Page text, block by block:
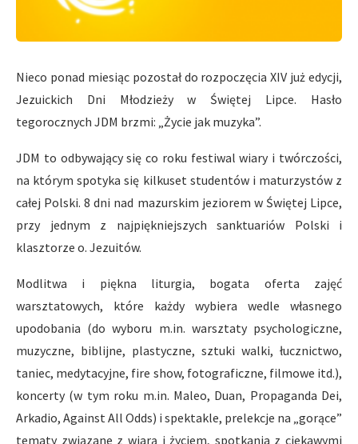
Nieco ponad miesiąc pozostał do rozpoczęcia XIV już edycji,
Jezuickich Dni Młodzieży w Świętej Lipce. Hasło
tegorocznych JDM brzmi: „Życie jak muzyka”.
JDM to odbywający się co roku festiwal wiary i twórczości,
na którym spotyka się kilkuset studentów i maturzystów z
całej Polski. 8 dni nad mazurskim jeziorem w Świętej Lipce,
przy jednym z najpiękniejszych sanktuariów Polski i
klasztorze o. Jezuitów.
Modlitwa i piękna liturgia, bogata oferta zajęć
warsztatowych, które każdy wybiera wedle własnego
upodobania (do wyboru m.in. warsztaty psychologiczne,
muzyczne, biblijne, plastyczne, sztuki walki, łucznictwo,
taniec, medytacyjne, fire show, fotograficzne, filmowe itd.),
koncerty (w tym roku m.in. Maleo, Duan, Propaganda Dei,
Arkadio, Against All Odds) i spektakle, prelekcje na „gorące”
tematy związane z wiarą i życiem, spotkania z ciekawymi